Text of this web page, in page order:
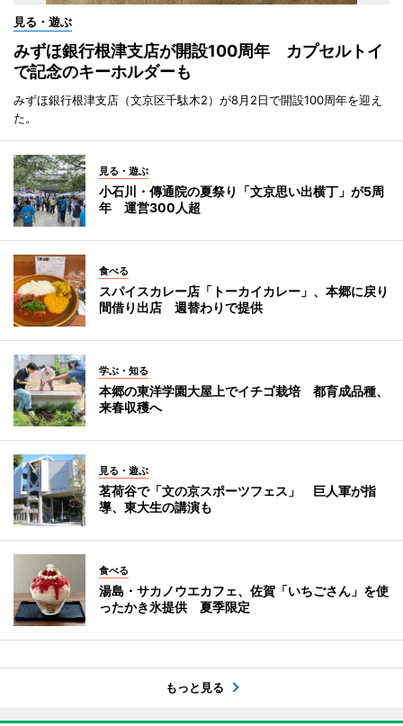
見る・遊ぶ
みずほ銀行根津支店が開設100周年 カプセルトイ
で記念のキーホルダーも
みずほ銀行根津支店（文京区千駄木2）が8月2日で開設100周年を迎え
た。
見る・遊ぶ
小石川・傳通院の夏祭り「文京思い出横丁」が5周
年 運営300人超
食べる
スパイスカレー店「トーカイカレー」、本郷に戻り
間借り出店 週替わりで提供
学ぶ・知る
本郷の東洋学園大屋上でイチゴ栽培 都育成品種、
来春収穫へ
見る・遊ぶ
茗荷谷で「文の京スポーツフェス」 巨人軍が指
導、東大生の講演も
食べる
湯島・サカノウエカフェ、佐賀「いちごさん」を使
ったかき氷提供 夏季限定
もっと見る